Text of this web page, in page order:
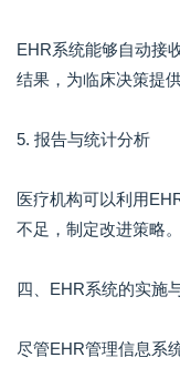
EHR系统能够自动接
结果，为临床决策提供
5. 报告与统计分析
医疗机构可以利用
不足，制定改进策略。
四、EHR系统的实施
尽管EHR管理信息系